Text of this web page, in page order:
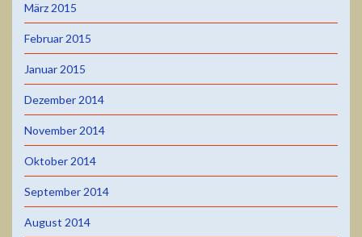
März 2015
Februar 2015
Januar 2015
Dezember 2014
November 2014
Oktober 2014
September 2014
August 2014